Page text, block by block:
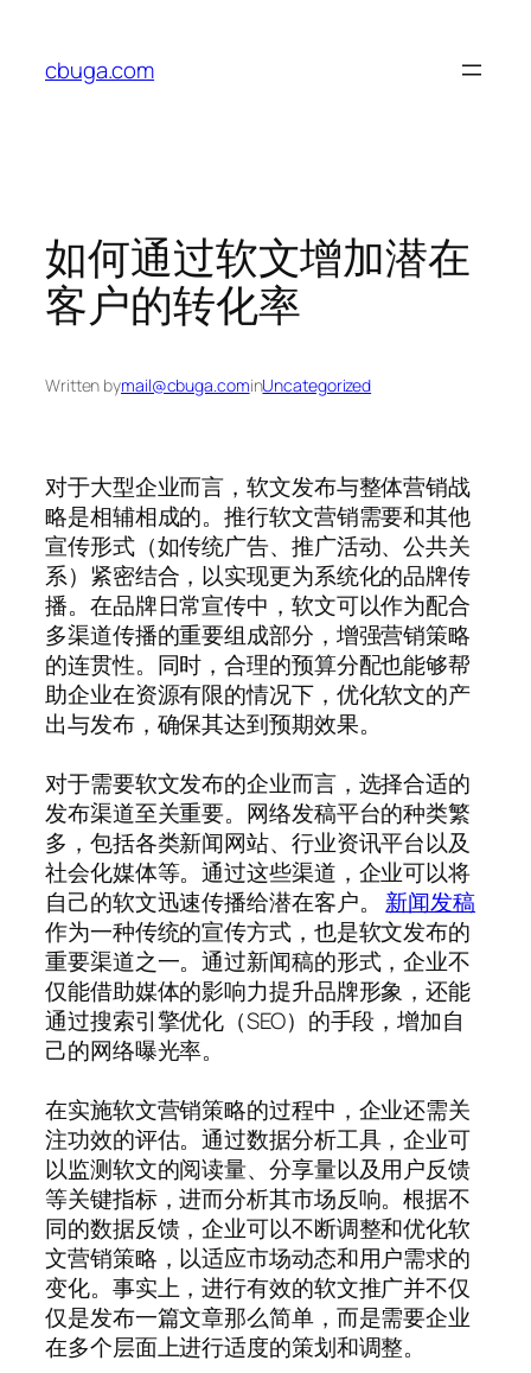
content
cbuga.com
如何通过软文增加潜在
客户的转化率
Written bymail@cbuga.cominUncategorized
对于大型企业而言，软文发布与整体营销战
略是相辅相成的。推行软文营销需要和其他
宣传形式（如传统广告、推广活动、公共关
系）紧密结合，以实现更为系统化的品牌传
播。在品牌日常宣传中，软文可以作为配合
多渠道传播的重要组成部分，增强营销策略
的连贯性。同时，合理的预算分配也能够帮
助企业在资源有限的情况下，优化软文的产
出与发布，确保其达到预期效果。
对于需要软文发布的企业而言，选择合适的
发布渠道至关重要。网络发稿平台的种类繁
多，包括各类新闻网站、行业资讯平台以及
社会化媒体等。通过这些渠道，企业可以将
自己的软文迅速传播给潜在客户。 新闻发稿
作为一种传统的宣传方式，也是软文发布的
重要渠道之一。通过新闻稿的形式，企业不
仅能借助媒体的影响力提升品牌形象，还能
通过搜索引擎优化（SEO）的手段，增加自
己的网络曝光率。
在实施软文营销策略的过程中，企业还需关
注功效的评估。通过数据分析工具，企业可
以监测软文的阅读量、分享量以及用户反馈
等关键指标，进而分析其市场反响。根据不
同的数据反馈，企业可以不断调整和优化软
文营销策略，以适应市场动态和用户需求的
变化。事实上，进行有效的软文推广并不仅
仅是发布一篇文章那么简单，而是需要企业
在多个层面上进行适度的策划和调整。